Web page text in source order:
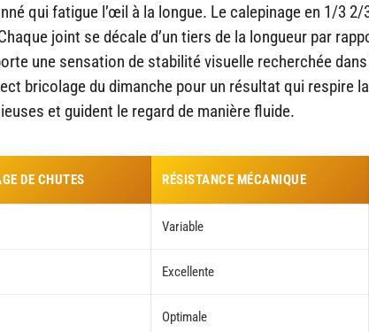
qui fatigue l’œil à la longue. Le calepinage en 1/3
joint se décale d’un tiers de la longueur par
une sensation de stabilité visuelle recherchée
bricolage du dimanche pour un résultat qui respire
et guident le regard de manière fluide.
DE CHUTES RÉSISTANCE MÉCANIQUE
Variable
Excellente
Optimale